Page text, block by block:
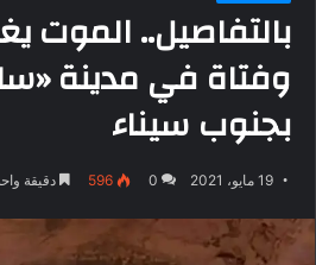
بالتفاصيل.. الموت
وفتاة في مدينة
بجنوب سيناء
19 مايو، 2021 0
596 دقيقة